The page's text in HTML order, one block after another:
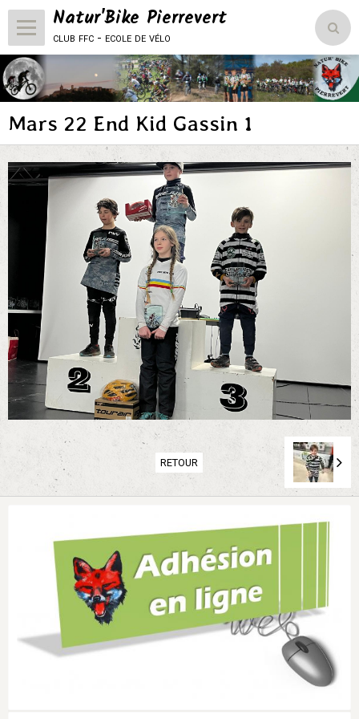
Natur'Bike Pierrevert
club ffc - ecole de vélo
Accueil
Le Club
Compétitions
Vie du club
Natur'Bike Pierrevert
Mars 22 End Kid Gassin 1
RETOUR